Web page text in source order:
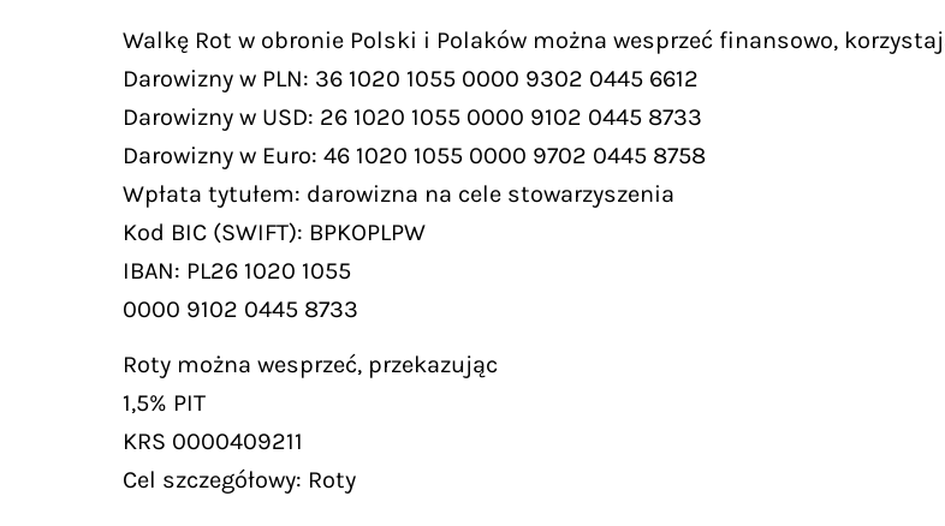
Walkę Rot w obronie Polski i Polaków można wesprzeć finansowo,
Darowizny w PLN: 36 1020 1055 0000 9302 0445 6612
Darowizny w USD: 26 1020 1055 0000 9102 0445 8733
Darowizny w Euro: 46 1020 1055 0000 9702 0445 8758
Wpłata tytułem: darowizna na cele stowarzyszenia
Kod BIC (SWIFT): BPKOPLPW
IBAN: PL26 1020 1055
0000 9102 0445 8733
Roty można wesprzeć, przekazując
1,5% PIT
KRS 0000409211
Cel szczegółowy: Roty